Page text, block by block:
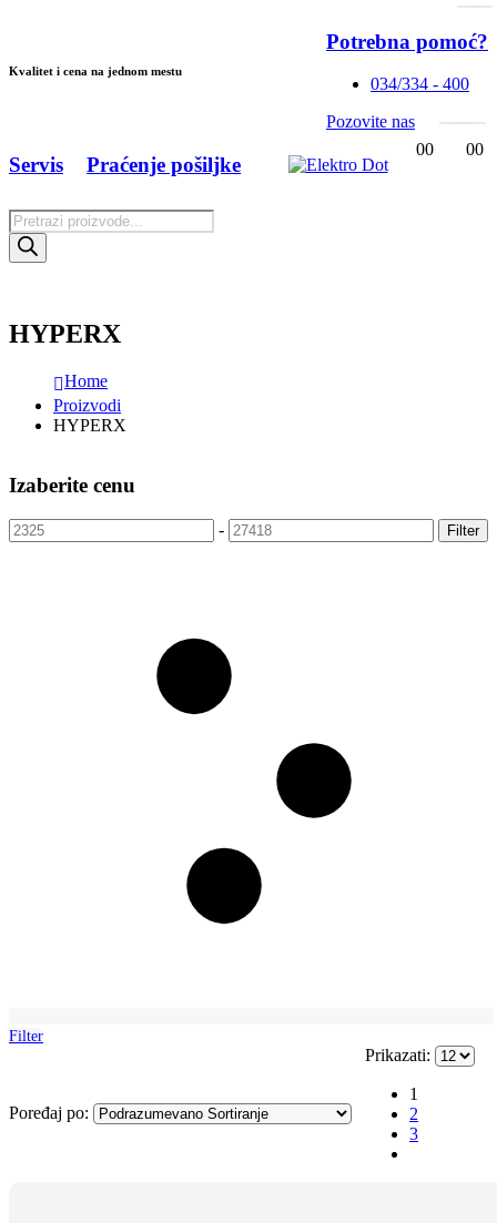
Kvalitet i cena na jednom mestu
Potrebna pomoć?
034/334 - 400
Pozovite nas
Products
search
Servis Praćenje pošiljke
00 00
HYPERX
Home
Proizvodi
HYPERX
Izaberite cenu
- Filter
Filter
Poređaj po:
Prikazati:
1
2
3